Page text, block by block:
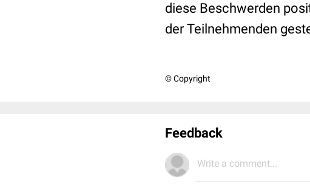
diese Beschwerden
der Teilnehmenden
© Copyright
Feedback
Write a comment...